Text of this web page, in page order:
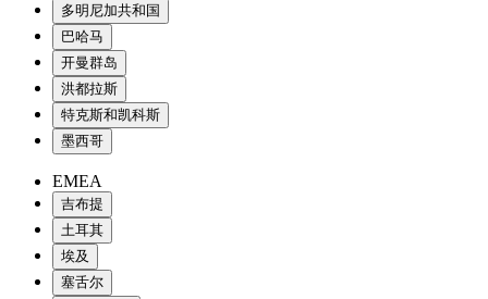
多明尼加共和国
巴哈马
开曼群岛
洪都拉斯
特克斯和凯科斯
墨西哥
EMEA
吉布提
土耳其
埃及
塞舌尔